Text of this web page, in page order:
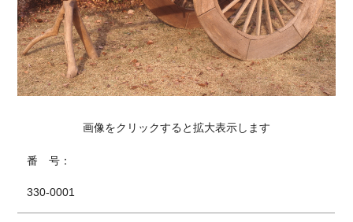
画像をクリックすると拡大表示します
番 号：
330-0001